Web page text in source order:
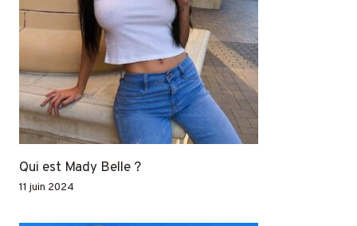
Qui est Mady Belle ?
11 juin 2024